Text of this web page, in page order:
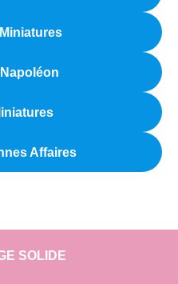
Affaires
SOLIDE